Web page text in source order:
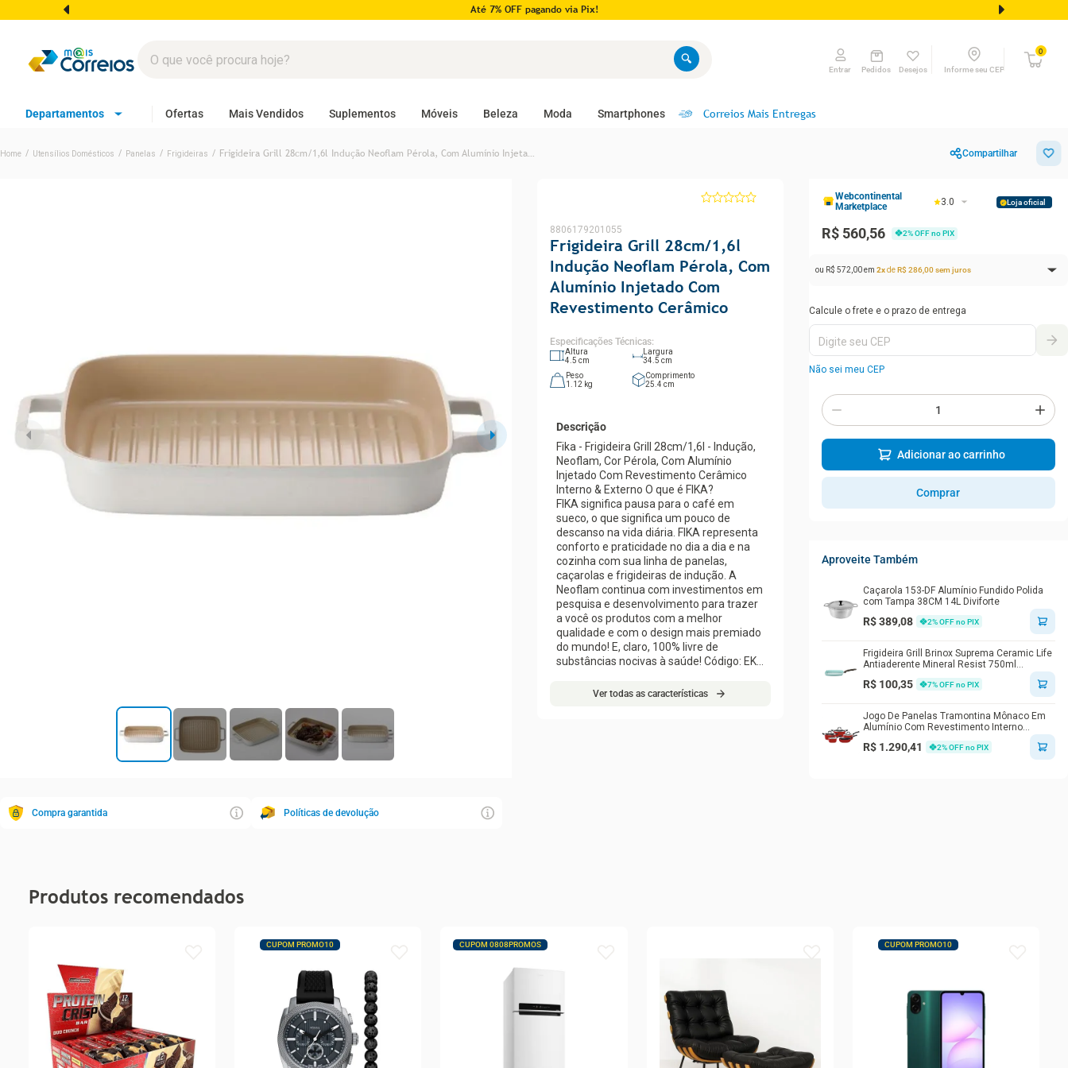
Até 7% OFF pagando via Pix!
Entrar Pedidos Desejos Informe seu CEP
0
Departamentos Ofertas Mais Vendidos Suplementos Móveis Beleza Moda Smartphones Correios Mais Entregas
Utensílios Domésticos Panelas Frigideiras Frigideira Grill 28cm/1,6l Indução Neoflam Pérola, Com Alumínio Injetado Com Revestimento Cerâmico Compartilhar
8806179201055
Frigideira Grill 28cm/1,6l
Indução Neoflam Pérola, Com
Alumínio Injetado Com
Revestimento Cerâmico
Especificações Técnicas:
Altura
4.5 cm
Largura
34.5 cm
Peso
1.12 kg
Comprimento
25.4 cm
Descrição
Fika - Frigideira Grill 28cm/1,6l - Indução,
Neoflam, Cor Pérola, Com Alumínio
Injetado Com Revestimento Cerâmico
Interno & Externo O que é FIKA?
FIKA significa pausa para o café em
sueco, o que significa um pouco de
descanso na vida diária. FIKA representa
conforto e praticidade no dia a dia e na
cozinha com sua linha de panelas,
caçarolas e frigideiras de indução. A
Neoflam continua com investimentos em
pesquisa e desenvolvimento para trazer
a você os produtos com a melhor
qualidade e com o design mais premiado
do mundo! E, claro, 100% livre de
substâncias nocivas à saúde! Código: EK-
Medida: 28cm / 1,6L
Ver todas as características
Webcontinental
Marketplace
3.0 Loja oficial
R$ 560,56 2% OFF no PIX
ou R$ 572 00em 2xdeR$286,00sem juros
1 x deR$ 572,00 sem juros
2x deR$ 286,00 sem juros 572,00
Não sei meu CEP
Adicionar ao carrinho
Comprar
Aproveite Também
Caçarola 153-DF Alumínio Fundido Polida
com Tampa 38CM 14L Diviforte
R$ 389,08 2% OFF no PIX
Frigideira Grill Brinox Suprema Ceramic Life
Antiaderente Mineral Resist 750ml
24x24x2,3cm Verde
R$ 100,35 7% OFF no PIX
Jogo De Panelas Tramontina Mônaco Em
Alumínio Com Revestimento Interno
Antiaderente Starflon T3 2089
R$ 1.290,41 2% OFF no PIX
Compra garantida Políticas de devolução
Produtos recomendados
CUPOM PROMO10 CUPOM 0808PROMOS CUPOM PROMO10